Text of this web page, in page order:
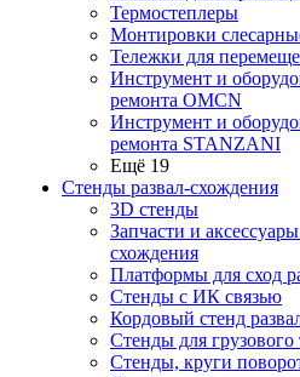
Термостеплеры
Монтировки
Тележки для
Инструмент и
ремонта OMCN
Инструмент и
ремонта STANZANI
Ещё 19
Стенды развал-схождения
3D стенды
Запчасти и
схождения
Платформы для сход
Стенды с ИК связью
Кордовый стенд
Стенды для грузового
Стенды, круги